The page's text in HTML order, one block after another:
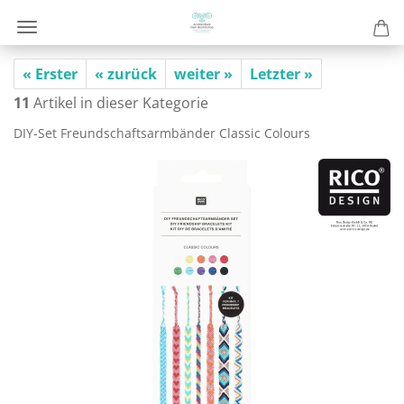
« Erster « zurück weiter »
Letzter »
11 Artikel in dieser Kategorie
DIY-​Set Freund­schafts­arm­bän­der Clas­sic Co­lours